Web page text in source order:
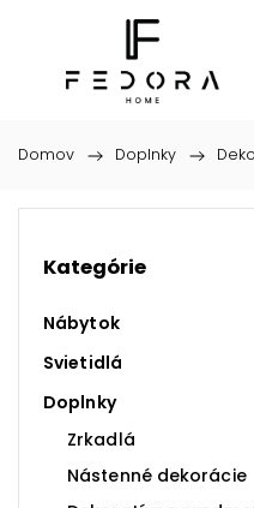
Domov / Doplnky /
Kategórie
Nábytok
Svietidlá
Doplnky
Zrkadlá
Nástenné dekorácie